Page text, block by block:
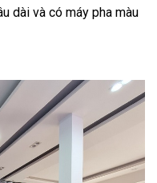
dài và có máy pha màu